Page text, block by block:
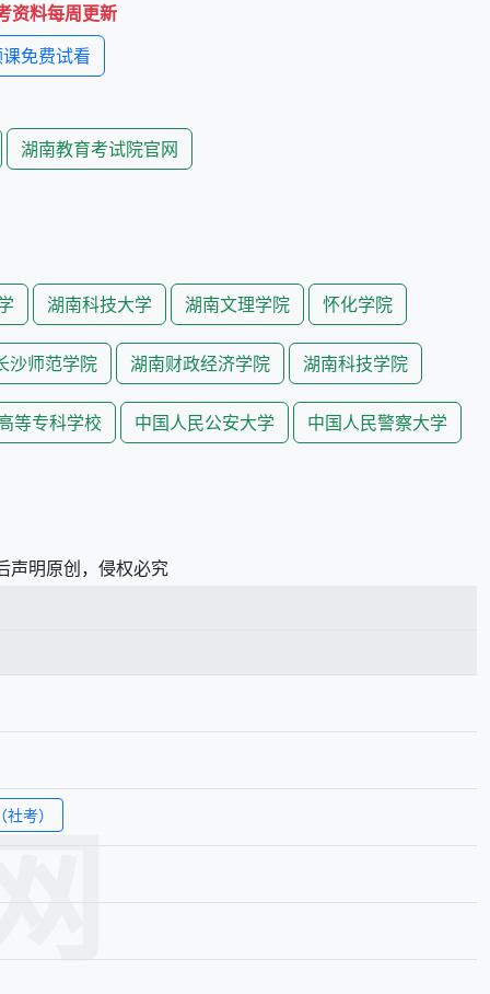
资料每周更新
免费试看
湖南教育考试院官网
湖南科技大学 湖南文理学院 怀化学院
沙师范学院 湖南财政经济学院 湖南科技学院
等专科学校 中国人民公安大学 中国人民警察大学
声明原创，侵权必究
考）